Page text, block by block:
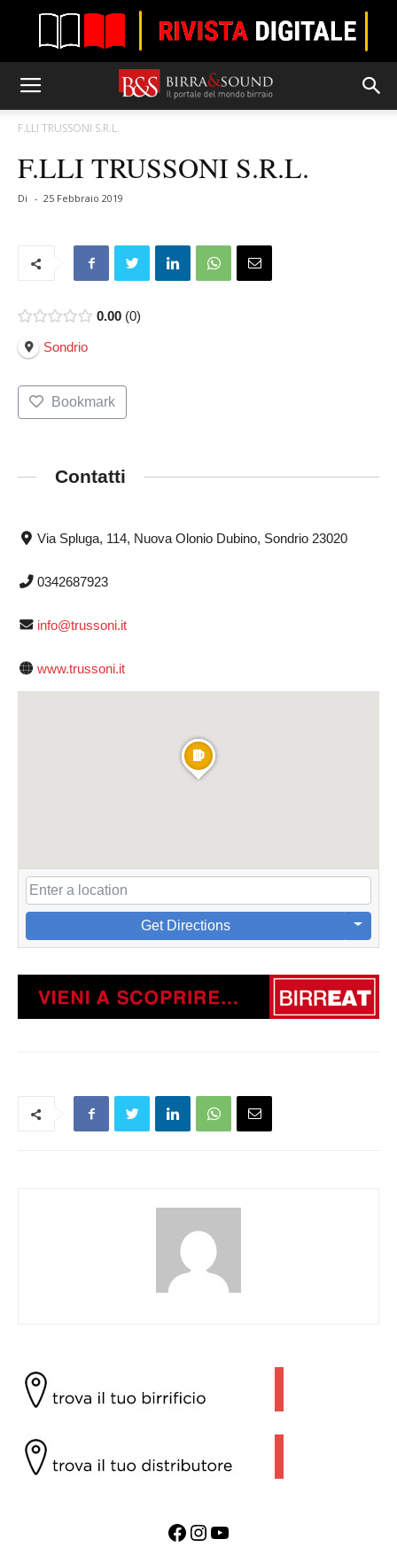
F.LLI TRUSSONI S.R.L.
F.LLI TRUSSONI S.R.L.
Di - 25 Febbraio 2019
0.00 0
Sondrio
Bookmark
Contatti
Via Spluga, 114, Nuova Olonio Dubino, Sondrio 23020
0342687923
info@trussoni.it
www.trussoni.it
Get Directions
Facebook InstagramYouTube